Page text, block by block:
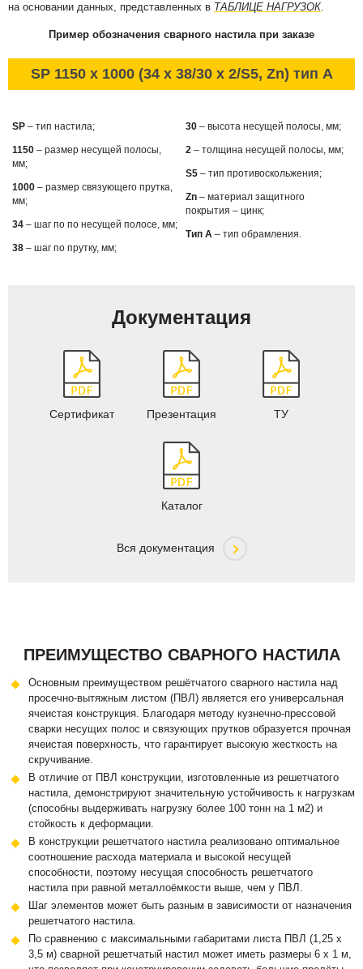
на основании данных, представленных в ТАБЛИЦЕ НАГРУЗОК.
Пример обозначения сварного настила при заказе
SP 1150 x 1000 (34 x 38/30 x 2/S5, Zn) тип А
SP – тип настила;
1150 – размер несущей полосы,
мм;
1000 – размер связующего прутка,
мм;
34 – шаг по по несущей полосе, мм;
38 – шаг по прутку, мм;
30 – высота несущей полосы, мм;
2 – толщина несущей полосы, мм;
S5 – тип противоскольжения;
Zn – материал защитного
покрытия – цинк;
Тип А – тип обрамления.
Документация
Сертификат Презентация ТУ
Каталог
Вся документация
ПРЕИМУЩЕСТВО СВАРНОГО НАСТИЛА
Основным преимуществом решётчатого сварного настила над
просечно-вытяжным листом (ПВЛ) является его универсальная
ячеистая конструкция. Благодаря методу кузнечно-прессовой
сварки несущих полос и связующих прутков образуется прочная
ячеистая поверхность, что гарантирует высокую жесткость на
скручивание.
В отличие от ПВЛ конструкции, изготовленные из решетчатого
настила, демонстрируют значительную устойчивость к нагрузкам
(способны выдерживать нагрузку более 100 тонн на 1 м2) и
стойкость к деформации.
В конструкции решетчатого настила реализовано оптимальное
соотношение расхода материала и высокой несущей
способности, поэтому несущая способность решетчатого
настила при равной металлоёмкости выше, чем у ПВЛ.
Шаг элементов может быть разным в зависимости от назначения
решетчатого настила.
По сравнению с максимальными габаритами листа ПВЛ (1,25 х
3,5 м) сварной решетчатый настил может иметь размеры 6 х 1 м,